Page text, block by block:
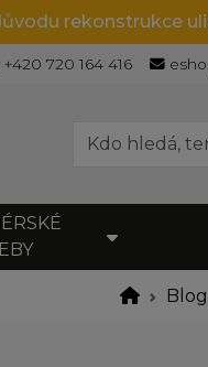
rekonstrukce
+420 720 164 416
Blog